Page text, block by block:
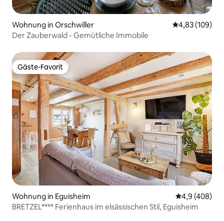
Wohnung in Orschwiller
4,83 (109)
Der Zauberwald - Gemütliche Immobile
Gäste-Favorit
Gäste-Favorit
Wohnung in Eguisheim
4,9 (408)
BRETZEL**** Ferienhaus im elsässischen Stil, Eguisheim